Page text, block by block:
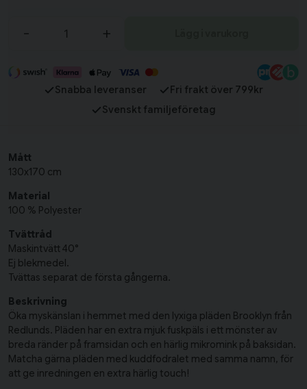
- +
Snabba leveranser
Fri frakt över 799kr
Svenskt familjeföretag
Mått
130x170 cm
Material
100 % Polyester
Tvättråd
Maskintvätt 40°
Ej blekmedel.
Tvättas separat de första gångerna.
Beskrivning
Öka myskänslan i hemmet med den lyxiga pläden Brooklyn från
Redlunds. Pläden har en extra mjuk fuskpäls i ett mönster av
breda ränder på framsidan och en härlig mikromink på baksidan.
Matcha gärna pläden med kuddfodralet med samma namn, för
att ge inredningen en extra härlig touch!